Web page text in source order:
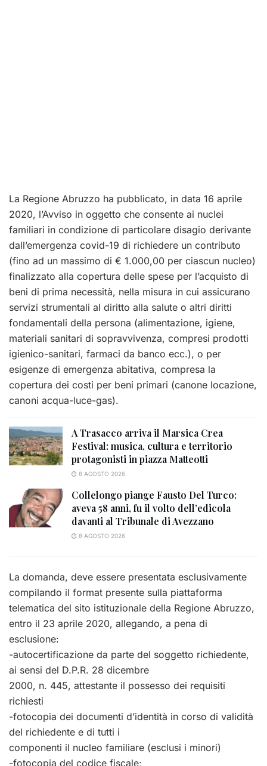
La Regione Abruzzo ha pubblicato, in data 16 aprile
2020, l’Avviso in oggetto che consente ai nuclei
familiari in condizione di particolare disagio derivante
dall’emergenza covid-19 di richiedere un contributo
(fino ad un massimo di € 1.000,00 per ciascun nucleo)
finalizzato alla copertura delle spese per l’acquisto di
beni di prima necessità, nella misura in cui assicurano
servizi strumentali al diritto alla salute o altri diritti
fondamentali della persona (alimentazione, igiene,
materiali sanitari di sopravvivenza, compresi prodotti
igienico-sanitari, farmaci da banco ecc.), o per
esigenze di emergenza abitativa, compresa la
copertura dei costi per beni primari (canone locazione,
canoni acqua-luce-gas).
A Trasacco arriva il Marsica Crea
Festival: musica, cultura e territorio
protagonisti in piazza Matteotti
8 AGOSTO 2026
Collelongo piange Fausto Del Turco:
aveva 58 anni, fu il volto dell’edicola
davanti al Tribunale di Avezzano
8 AGOSTO 2026
La domanda, deve essere presentata esclusivamente
compilando il format presente sulla piattaforma
telematica del sito istituzionale della Regione Abruzzo,
entro il 23 aprile 2020, allegando, a pena di
esclusione:
-autocertificazione da parte del soggetto richiedente,
ai sensi del D.P.R. 28 dicembre
2000, n. 445, attestante il possesso dei requisiti
richiesti
-fotocopia dei documenti d’identità in corso di validità
del richiedente e di tutti i
componenti il nucleo familiare (esclusi i minori)
-fotocopia del codice fiscale;